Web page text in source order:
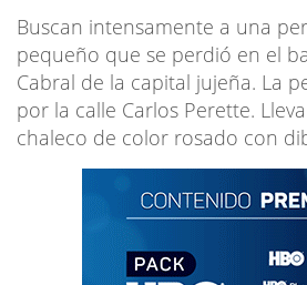
Buscan intensamente a una
pequeño que se perdió en el
Cabral de la capital jujeña. La
por la calle Carlos Perette.
chaleco de color rosado con